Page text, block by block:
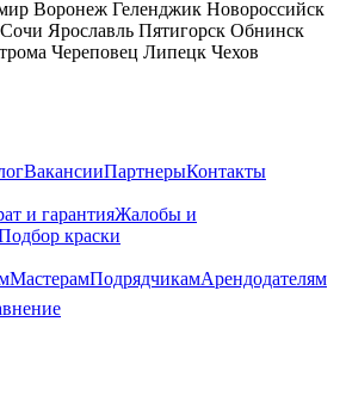
Воронеж Геленджик Новороссийск
Сочи Ярославль Пятигорск Обнинск
Череповец Липецк Чехов
ВакансииПартнерыКонтакты
и гарантияЖалобы и
краски
МастерамПодрядчикамАрендодателям